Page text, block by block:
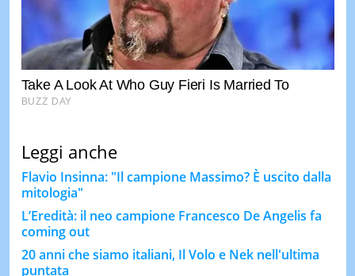
Leggi anche
Flavio Insinna: "Il campione Massimo? È uscito dalla
mitologia"
L’Eredità: il neo campione Francesco De Angelis fa
coming out
20 anni che siamo italiani, Il Volo e Nek nell'ultima
puntata